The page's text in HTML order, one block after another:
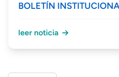
BOLETÍN
leer noticia